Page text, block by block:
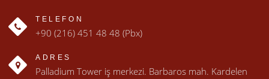
TELEFON
+90 (216) 451 48 48 (Pbx)
ADRES
Palladium Tower iş merkezi. Barbaros mah. Kardelen